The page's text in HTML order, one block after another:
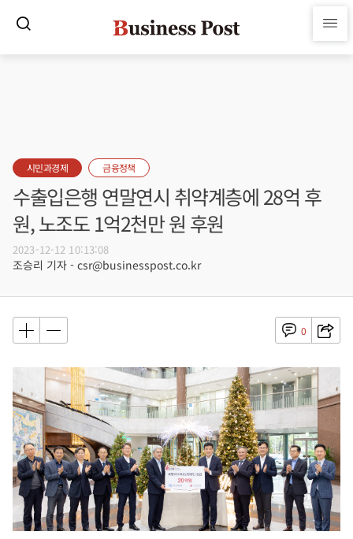
시민과경제 금융정책
수출입은행 연말연시 취약계층에 28억 후
원, 노조도 1억2천만 원 후원
2023-12-12 10:13:08
조승리 기자 - csr@businesspost.co.kr
0